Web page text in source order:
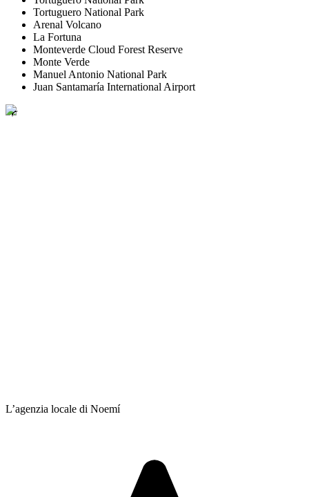
Tortuguero National Park
Arenal Volcano
La Fortuna
Monteverde Cloud Forest Reserve
Monte Verde
Manuel Antonio National Park
Juan Santamaría International Airport
L’agenzia locale di Noemí